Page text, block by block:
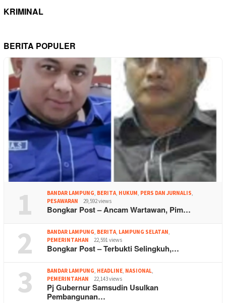
KRIMINAL
BERITA POPULER
1 BANDAR LAMPUNG, BERITA, HUKUM, PERS DAN JURNALIS,
PESAWARAN
29,592 views
Bongkar Post – Ancam Wartawan, Pim…
2 BANDAR LAMPUNG, BERITA, LAMPUNG SELATAN,
PEMERINTAHAN
22,591 views
Bongkar Post – Terbukti Selingkuh,…
3 BANDAR LAMPUNG, HEADLINE, NASIONAL,
PEMERINTAHAN
22,143 views
Pj Gubernur Samsudin Usulkan
Pembangunan…